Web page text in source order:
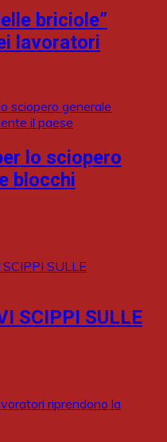
briciole”
lavoratori
lo sciopero
blocchi
SCIPPI SULLE